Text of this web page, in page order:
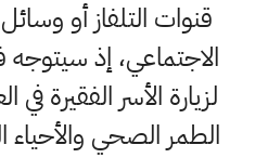
قنوات التلفاز أو
الاجتماعي، إذ سيتوجه
لزيارة الأسر الفقيرة
الطمر الصحي والأحياء